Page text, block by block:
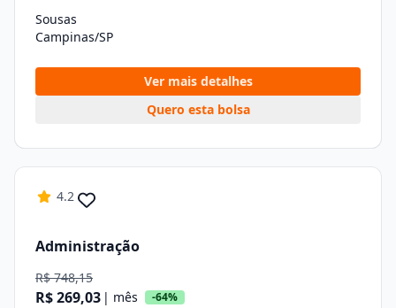
Sousas
Campinas/SP
Ver mais detalhes
Quero esta bolsa
4.2
Administração
R$ 748,15
R$ 269,03 | mês -64%